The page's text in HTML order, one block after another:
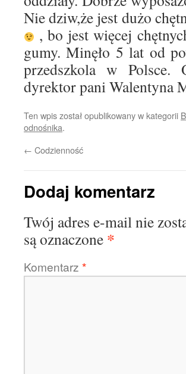
Nie dziw,że jest dużo
, bo jest więcej
gumy. Minęło 5 lat od
przedszkola w
dyrektor pani Walentyna
Ten wpis został opublikowany w kategorii
odnośnika.
← Codzienność
Dodaj komentarz
Twój adres e-mail nie
są oznaczone *
Komentarz *